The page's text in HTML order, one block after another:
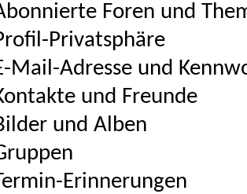
Foren und
Privatsphäre
Mail-Adresse und
und Freunde
und Alben
Erinnerungen